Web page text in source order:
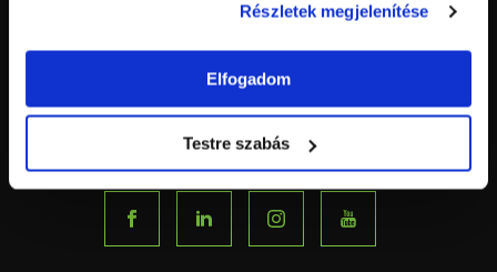
Részletek megjelenítése
Elfogadom
Testre szabás